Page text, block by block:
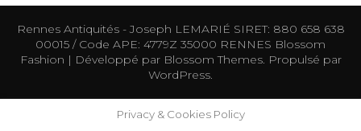
Rennes Antiquités - Joseph LEMARIÉ SIRET: 880 658 638
00015 / Code APE: 4779Z 35000 RENNES Blossom
Fashion | Développé parBlossom Themes. Propulsé par
WordPress.
Privacy & Cookies Policy